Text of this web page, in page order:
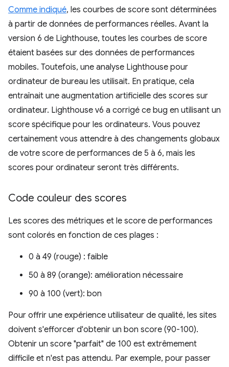
Comme indiqué, les courbes de score sont déterminées
à partir de données de performances réelles. Avant la
version 6 de Lighthouse, toutes les courbes de score
étaient basées sur des données de performances
mobiles. Toutefois, une analyse Lighthouse pour
ordinateur de bureau les utilisait. En pratique, cela
entraînait une augmentation artificielle des scores sur
ordinateur. Lighthouse v6 a corrigé ce bug en utilisant un
score spécifique pour les ordinateurs. Vous pouvez
certainement vous attendre à des changements globaux
de votre score de performances de 5 à 6, mais les
scores pour ordinateur seront très différents.
Code couleur des scores
Les scores des métriques et le score de performances
sont colorés en fonction de ces plages :
0 à 49 (rouge) : faible
50 à 89 (orange): amélioration nécessaire
90 à 100 (vert): bon
Pour offrir une expérience utilisateur de qualité, les sites
doivent s'efforcer d'obtenir un bon score (90-100).
Obtenir un score "parfait" de 100 est extrêmement
difficile et n'est pas attendu. Par exemple, pour passer